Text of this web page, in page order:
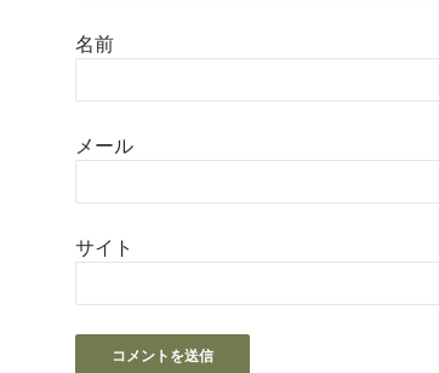
名前
メール
サイト